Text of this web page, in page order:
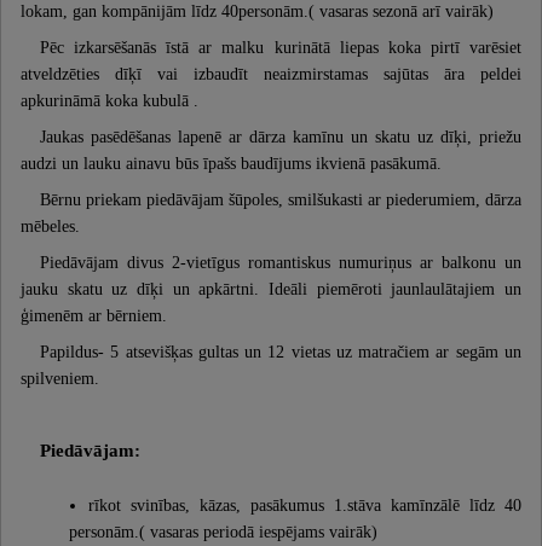
lokam, gan kompānijām līdz 40personām.( vasaras sezonā arī vairāk)
Pēc izkarsēšanās īstā ar malku kurinātā liepas koka pirtī varēsiet
atveldzēties dīķī vai izbaudīt neaizmirstamas sajūtas āra peldei
apkurināmā koka kubulā .
Jaukas pasēdēšanas lapenē ar dārza kamīnu un skatu uz dīķi, priežu
audzi un lauku ainavu būs īpašs baudījums ikvienā pasākumā.
Bērnu priekam piedāvājam šūpoles, smilšukasti ar piederumiem, dārza
mēbeles.
Piedāvājam divus 2-vietīgus romantiskus numuriņus ar balkonu un
jauku skatu uz dīķi un apkārtni. Ideāli piemēroti jaunlaulātajiem un
ģimenēm ar bērniem.
Papildus- 5 atsevišķas gultas un 12 vietas uz matračiem ar segām un
spilveniem.
Piedāvājam:
rīkot svinības, kāzas, pasākumus 1.stāva kamīnzālē līdz 40
personām.( vasaras periodā iespējams vairāk)